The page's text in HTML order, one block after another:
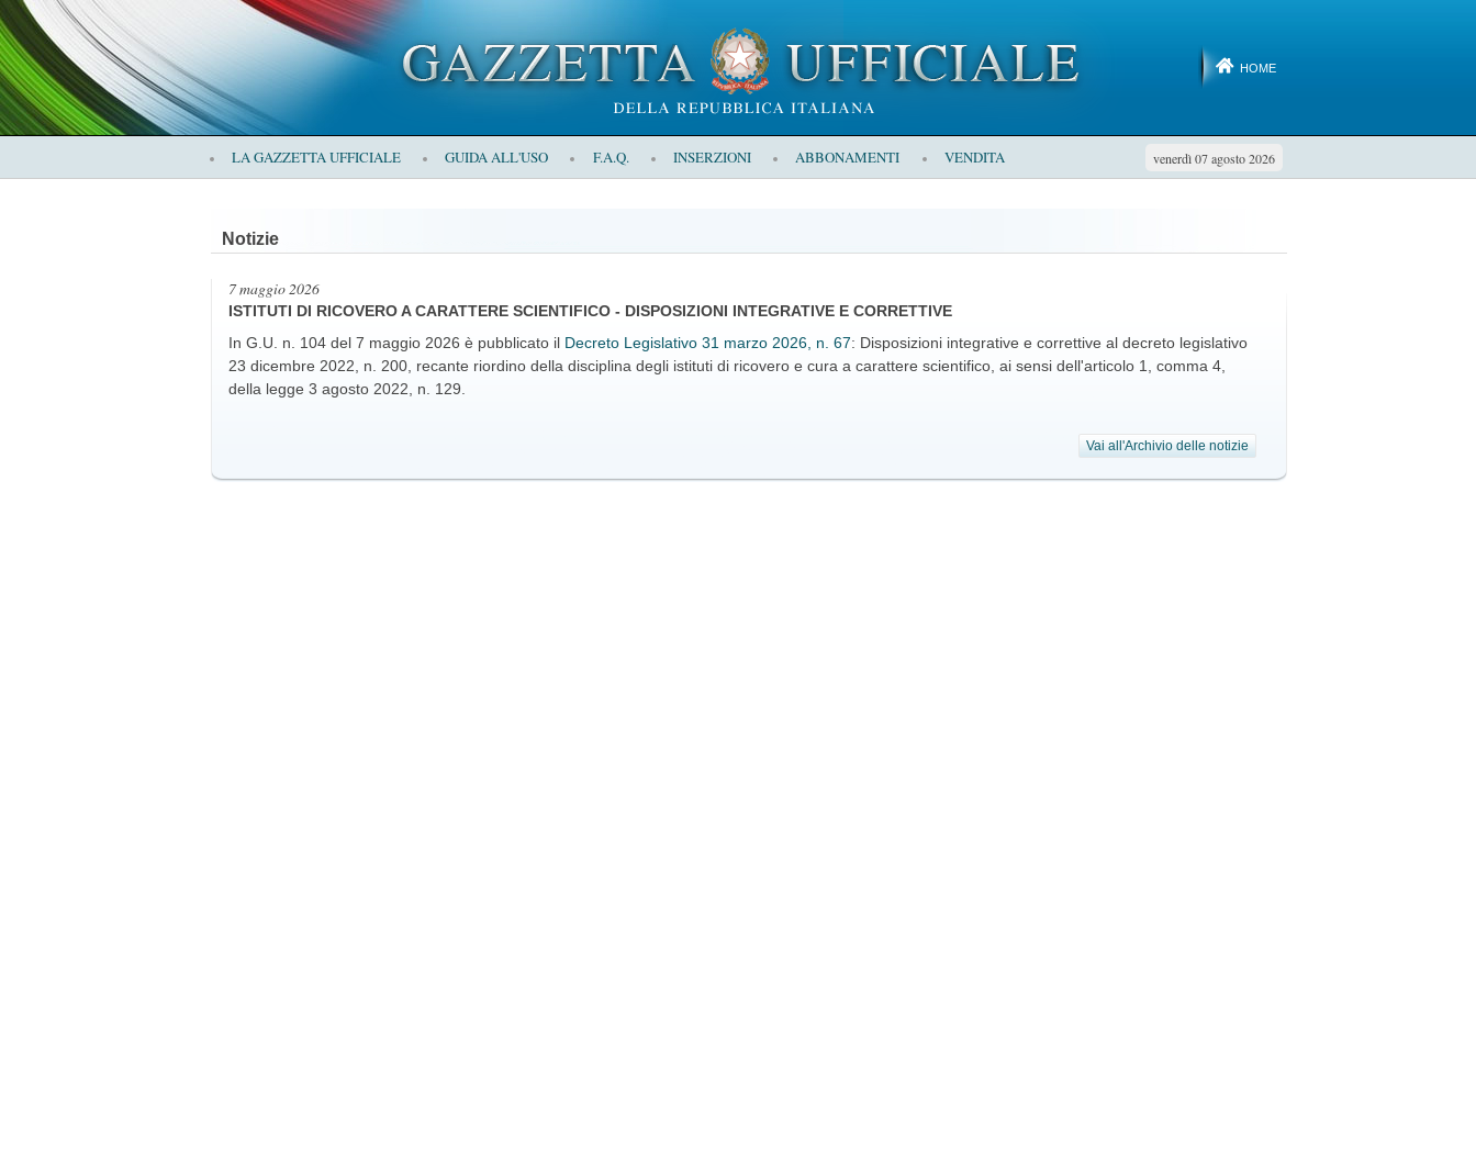
HOME
LA GAZZETTA UFFICIALE GUIDA ALL'USO F.A.Q. INSERZIONI ABBONAMENTI VENDITA venerdì 07 agosto 2026
×
GAZZETTA
UFFICIALE
Notizie
7 maggio 2026
ISTITUTI DI RICOVERO A CARATTERE SCIENTIFICO - DISPOSIZIONI INTEGRATIVE E CORRETTIVE
In G.U. n. 104 del 7 maggio 2026 è pubblicato il Decreto Legislativo 31 marzo 2026, n. 67: Disposizioni integrative e correttive al decreto legislativo
23 dicembre 2022, n. 200, recante riordino della disciplina degli istituti di ricovero e cura a carattere scientifico, ai sensi dell'articolo 1, comma 4,
della legge 3 agosto 2022, n. 129.
Vai all'Archivio delle notizie